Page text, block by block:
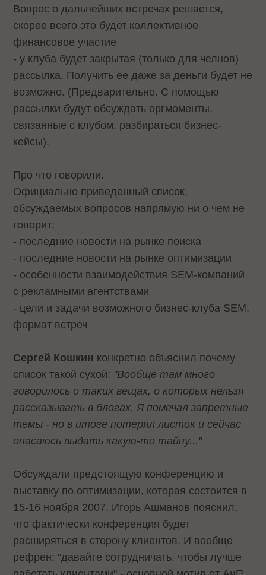
Вопрос о дальнейших встречах решается,
скорее всего это будет коллективное
финансовое участие
- у клуба будет закрытая (только для челнов)
рассылка. Получить ее даже за деньги будет не
возможно. (Предварительно. С помощью
рассылки будут обсуждать оргмоменты,
связанные с клубом, разбираться бизнес-
кейсы).
Про что говорили.
Официально приведенный список,
обсуждаемых вопросов напрямую ни о чем не
говорит:
- последние новости на рынке поиска
- последние новости на рынке оптимизации
- особенности взаимодействия SEM-компаний
c рекламными агентствами
- цели и задачи возможного бизнес-клуба SEM,
формат встреч
Сергей Кошкин конкретно объяснил почему
список такой сухой: "Вообще там много
говорилось о таких вещах, о которых нельзя
рассказывать в блогах. Я помечал запретные
темы - но в итоге потерял листок и сейчас
опасаюсь выдать какую-то тайну..."
Обсуждали предстоящую конференцию и
выставку по оптимизации, которая состоится в
15-16 ноября 2007. Игорь Ашманов пояснил,
что фактически конференция будет
расширяться в сторону клиентов. И вообще
рефрен: "давайте сотрудничать, чтобы лучше